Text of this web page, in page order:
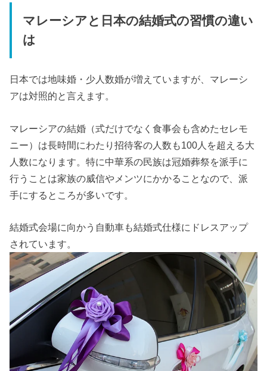
マレーシアと日本の結婚式の習慣の違い
は
日本では地味婚・少人数婚が増えていますが、マレーシ
アは対照的と言えます。
マレーシアの結婚（式だけでなく食事会も含めたセレモ
ニー）は長時間にわたり招待客の人数も100人を超える大
人数になります。特に中華系の民族は冠婚葬祭を派手に
行うことは家族の威信やメンツにかかることなので、派
手にするところが多いです。
結婚式会場に向かう自動車も結婚式仕様にドレスアップ
されています。